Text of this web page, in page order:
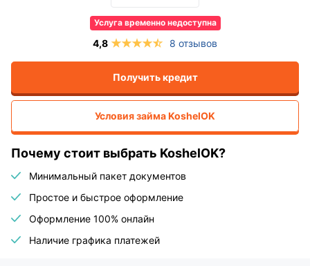
Услуга временно недоступна
8 отзывов
Получить кредит
Условия займаKoshelOK
Почему стоит выбрать KoshelOK?
Минимальный пакет документов
Простое и быстрое оформление
Оформление 100% онлайн
Наличие графика платежей